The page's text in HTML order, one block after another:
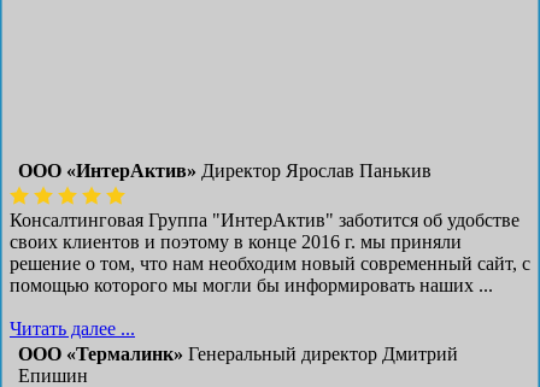
ООО «ИнтерАктив» Директор Ярослав Панькив
Консалтинговая Группа "ИнтерАктив" заботится об удобстве
своих клиентов и поэтому в конце 2016 г. мы приняли
решение о том, что нам необходим новый современный сайт, с
помощью которого мы могли бы информировать наших ...
Читать далее ...
ООО «Термалинк» Генеральный директор Дмитрий
Епишин